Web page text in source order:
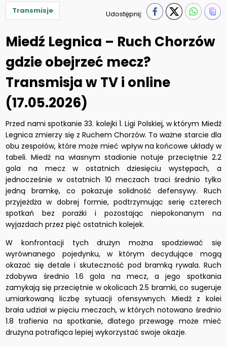
Transmisje Udostępnij:
Miedź Legnica – Ruch Chorzów
gdzie obejrzeć mecz?
Transmisja w TV i online
(17.05.2026)
Przed nami spotkanie 33. kolejki 1. Ligi Polskiej, w którym Miedź
Legnica zmierzy się z Ruchem Chorzów. To ważne starcie dla
obu zespołów, które może mieć wpływ na końcowe układy w
tabeli. Miedź na własnym stadionie notuje przeciętnie 2.2
gola na mecz w ostatnich dziesięciu występach, a
jednocześnie w ostatnich 10 meczach traci średnio tylko
jedną bramkę, co pokazuje solidność defensywy. Ruch
przyjeżdża w dobrej formie, podtrzymując serię czterech
spotkań bez porażki i pozostając niepokonanym na
wyjazdach przez pięć ostatnich kolejek.
W konfrontacji tych drużyn można spodziewać się
wyrównanego pojedynku, w którym decydujące mogą
okazać się detale i skuteczność pod bramką rywala. Ruch
zdobywa średnio 1.6 gola na mecz, a jego spotkania
zamykają się przeciętnie w okolicach 2.5 bramki, co sugeruje
umiarkowaną liczbę sytuacji ofensywnych. Miedź z kolei
brała udział w pięciu meczach, w których notowano średnio
1.8 trafienia na spotkanie, dlatego przewagę może mieć
drużyna potrafiąca lepiej wykorzystać swoje okazje.